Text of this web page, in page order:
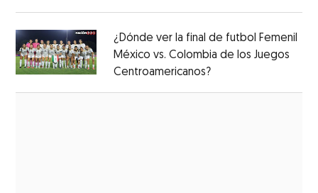
¿Dónde ver la final de futbol Femenil
México vs. Colombia de los Juegos
Centroamericanos?Opens in new